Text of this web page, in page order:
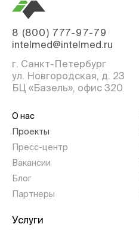
8 (800) 777-97-79
intelmed@intelmed.ru
г. Санкт-Петербург
ул. Новгородская, д. 23
БЦ «Базель», офис 320
О нас
Проекты
Пресс-центр
Вакансии
Блог
Партнеры
Услуги